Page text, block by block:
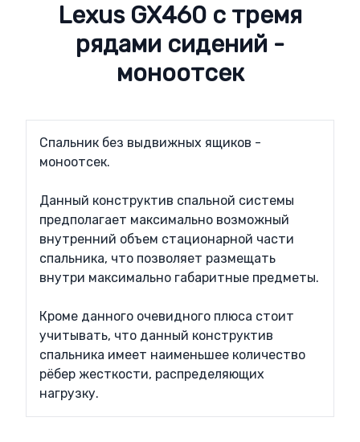
Lexus GX460 с тремя
рядами сидений -
моноотсек
Спальник без выдвижных ящиков -
моноотсек.
Данный конструктив спальной системы
предполагает максимально возможный
внутренний объем стационарной части
спальника, что позволяет размещать
внутри максимально габаритные предметы.
Кроме данного очевидного плюса стоит
учитывать, что данный конструктив
спальника имеет наименьшее количество
рёбер жесткости, распределяющих
нагрузку.